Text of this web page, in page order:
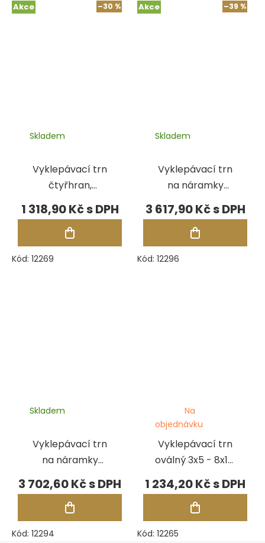
Akce –30 %
Vyklepávací trn
čtyřhran,
vypouklé strany
5-15 x 280 mm
Skladem
1 318,90 Kč
Kód: 12269
Akce –39 %
Vyklepávací trn
na náramky
oválný 65x75 -
85x95, d. 300 mm
Skladem
3 617,90 Kč
Kód: 12296
Vyklepávací trn
na náramky
oválný 25x35 -
45x55, d. 300
mm
Skladem
3 702,60 Kč
Kód: 12294
Vyklepávací trn
oválný 3x5 - 8x10,
220 mm
Na
objednávku
1 234,20 Kč
Kód: 12265